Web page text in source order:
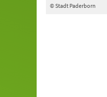
© Stadt Paderborn